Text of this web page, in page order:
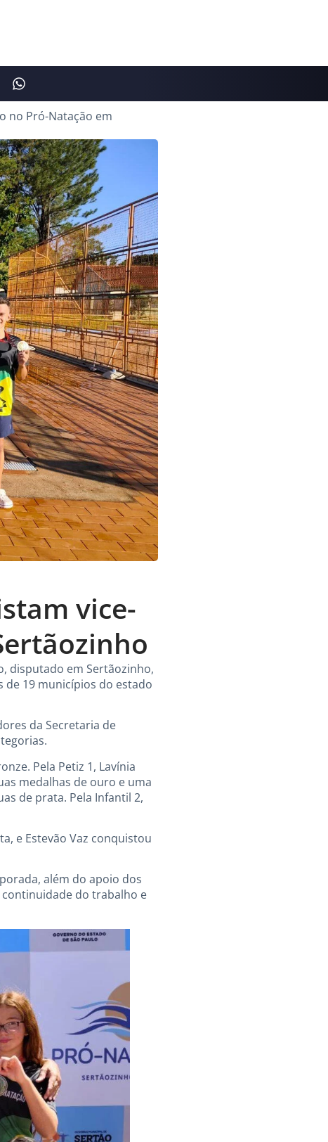
no Pró-Natação em
vice-
disputado em Sertãozinho,
de 19 municípios do estado
da Secretaria de
Pela Petiz 1, Lavínia
medalhas de ouro e uma
de prata. Pela Infantil 2,
e Estevão Vaz conquistou
além do apoio dos
continuidade do trabalho e